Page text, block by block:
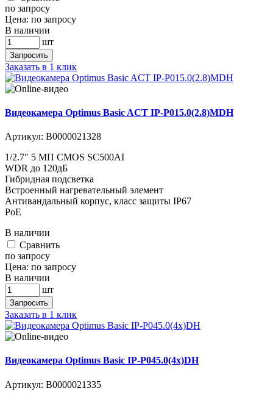
по запросу
Цена: по запросу
В наличии
шт
Запросить
Заказать в 1 клик
Видеокамера Optimus Basic ACT IP-P015.0(2.8)MDH
Артикул: В0000021328
1/2.7" 5 МП CMOS SC500AI
WDR до 120дБ
Гибридная подсветка
Встроенный нагревательный элемент
Антивандальный корпус, класс защиты IР67
PoE
В наличии
Cравнить
по запросу
Цена: по запросу
В наличии
шт
Запросить
Заказать в 1 клик
Видеокамера Optimus Basic IP-P045.0(4x)DH
Артикул: В0000021335